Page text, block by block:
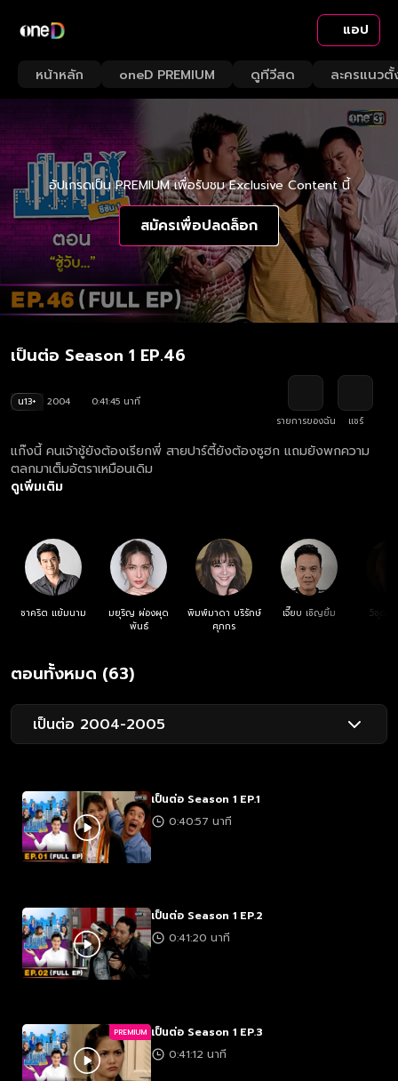
แอป
หน้าหลัก oneD PREMIUM ดูทีวีสด ละครแนวตั้
อัปเกรดเป็น PREMIUM เพื่อรับชม Exclusive Content นี้
สมัครเพื่อปลดล็อก
เป็นต่อ Season 1 EP.46
น13+ 2004
0:41:45 นาที
รายการของฉัน
แชร์
แก๊งนี้ คนเจ้าชู้ยังต้องเรียกพี่ สายปาร์ตี้ยังต้องซูฮก แถมยังพกความ
ตลกมาเต็มอัตราเหมือนเดิม
ดูเพิ่มเติม
ชาคริต แย้มนาม
มยุริญ ผ่องผุด
พันธ์
พิมพ์มาดา บริรักษ์
ศุภกร
เจี๊ยบ เชิญยิ้ม วิชุดา
ตอนทั้งหมด (63)
เป็นต่อ 2004-2005
เป็นต่อ Season 1 EP.1
0:40:57 นาที
เป็นต่อ Season 1 EP.2
0:41:20 นาที
PREMIUM เป็นต่อ Season 1 EP.3
0:41:12 นาที